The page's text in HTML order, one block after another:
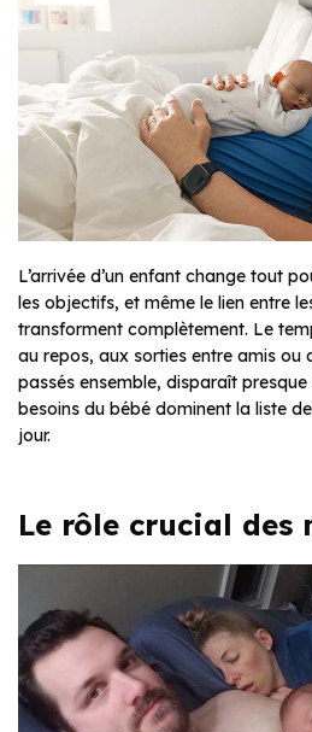
L’arrivée d’un enfant change tout
les objectifs, et même le lien entre
transforment complètement. Le
au repos, aux sorties entre amis ou
passés ensemble, disparaît
besoins du bébé dominent la liste
jour.
Le rôle crucial des